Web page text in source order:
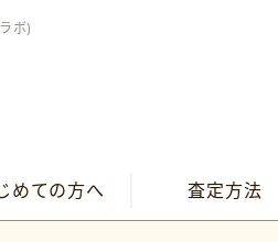
ボ)
めての方へ 査定方法